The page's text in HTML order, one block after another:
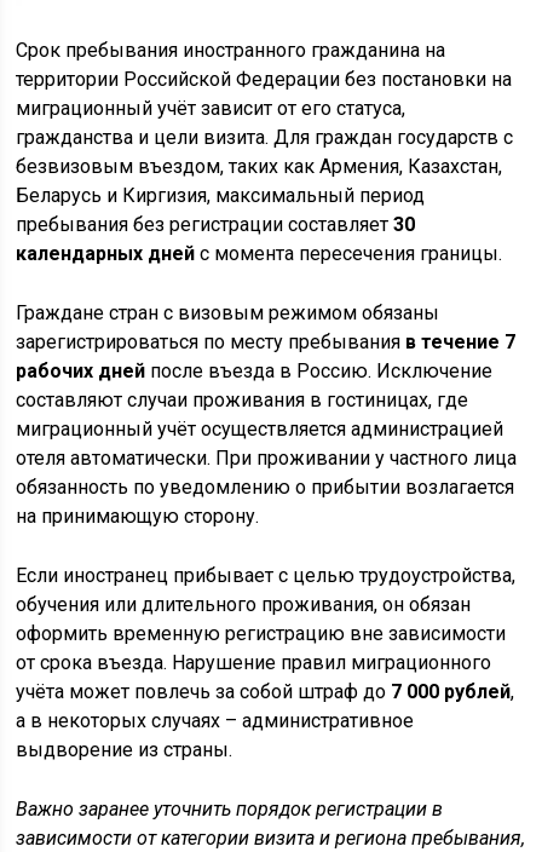
Срок пребывания иностранного гражданина на
территории Российской Федерации без постановки на
миграционный учёт зависит от его статуса,
гражданства и цели визита. Для граждан государств с
безвизовым въездом, таких как Армения, Казахстан,
Беларусь и Киргизия, максимальный период
пребывания без регистрации составляет30
календарных дней с момента пересечения границы.
Граждане стран с визовым режимом обязаны
зарегистрироваться по месту пребывания в течение 7
рабочих дней после въезда в Россию. Исключение
составляют случаи проживания в гостиницах, где
миграционный учёт осуществляется администрацией
отеля автоматически. При проживании у частного лица
обязанность по уведомлению о прибытии возлагается
на принимающую сторону.
Если иностранец прибывает с целью трудоустройства,
обучения или длительного проживания, он обязан
оформить временную регистрацию вне зависимости
от срока въезда. Нарушение правил миграционного
учёта может повлечь за собой штраф до 7 000 рублей,
а в некоторых случаях – административное
выдворение из страны.
Важно заранее уточнить порядок регистрации в
зависимости от категории визита и региона пребывания,